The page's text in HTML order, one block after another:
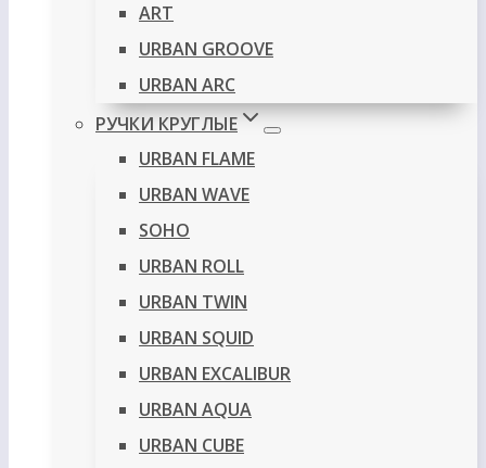
ART
URBAN GROOVE
URBAN ARC
РУЧКИ КРУГЛЫЕ
URBAN FLAME
URBAN WAVE
SOHO
URBAN ROLL
URBAN TWIN
URBAN SQUID
URBAN EXCALIBUR
URBAN AQUA
URBAN CUBE